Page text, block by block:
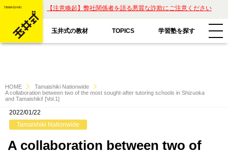
【注意喚起】弊社関係者を語る悪質な詐欺にご注意ください
玉井式の教材 TOPICS 学習塾を探す
玉井式国語的算数教室
玉井式の挑戦
HOME
Tamaishiki Nationwide
A collaboration between two of the most sought-after tutoring schools in Shizuoka
and Tamaishiki! [Vol.1]
2022/01/22
Tamaishiki Nationwide
A collaboration between two of